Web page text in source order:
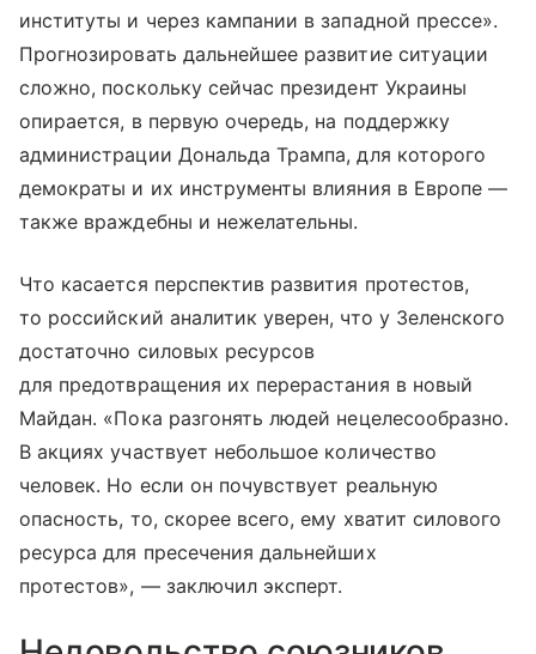
институты и через кампании в западной прессе».
Прогнозировать дальнейшее развитие ситуации
сложно, поскольку сейчас президент Украины
опирается, в первую очередь, на поддержку
администрации Дональда Трампа, для которого
демократы и их инструменты влияния в Европе —
также враждебны и нежелательны.
Что касается перспектив развития протестов,
то российский аналитик уверен, что у Зеленского
достаточно силовых ресурсов
для предотвращения их перерастания в новый
Майдан. «Пока разгонять людей нецелесообразно.
В акциях участвует небольшое количество
человек. Но если он почувствует реальную
опасность, то, скорее всего, ему хватит силового
ресурса для пресечения дальнейших
протестов», — заключил эксперт.